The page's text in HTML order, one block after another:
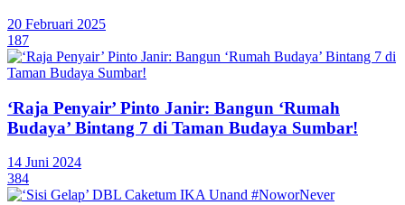
20 Februari 2025
187
‘Raja Penyair’ Pinto Janir: Bangun ‘Rumah
Budaya’ Bintang 7 di Taman Budaya Sumbar!
14 Juni 2024
384